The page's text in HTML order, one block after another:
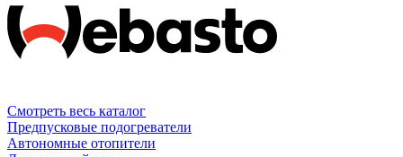
Смотреть весь каталог
Предпусковые подогреватели
Автономные отопители